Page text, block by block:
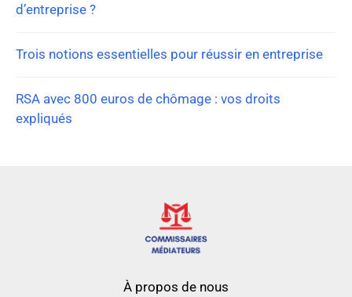
d’entreprise ?
Trois notions essentielles pour réussir en entreprise
RSA avec 800 euros de chômage : vos droits
expliqués
À propos de nous